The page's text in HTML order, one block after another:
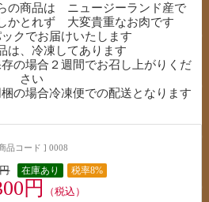
の商品は ニュージーランド産で
かとれず 大変貴重なお肉です
クでお届けいたします
は、冷凍してあります
の場合２週間でお召し上がりくだ
さい
の場合冷凍便での配送となります
品コード ] 0008
在庫あり 税率8%
円 （税込）